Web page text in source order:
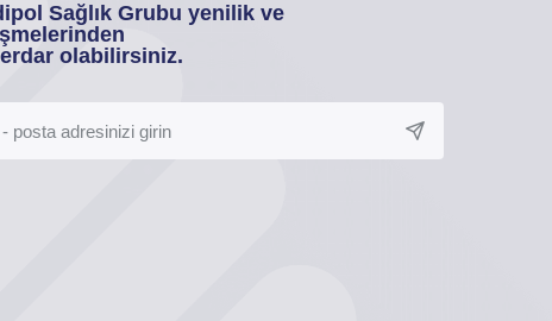
Sağlık Grubu yenilik ve
olabilirsiniz.